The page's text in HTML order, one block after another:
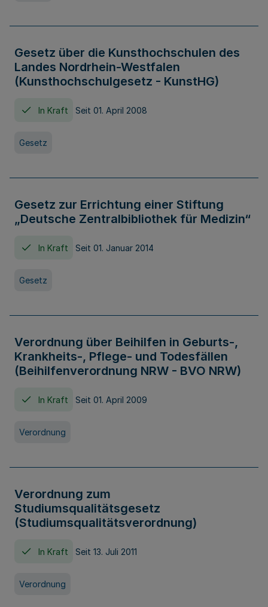
Gesetz über die Kunsthochschulen des
Landes Nordrhein-Westfalen
(Kunsthochschulgesetz - KunstHG)
In Kraft Seit 01. April 2008
Gesetz
Gesetz zur Errichtung einer Stiftung
„Deutsche Zentralbibliothek für Medizin“
In Kraft Seit 01. Januar 2014
Gesetz
Verordnung über Beihilfen in Geburts-,
Krankheits-, Pflege- und Todesfällen
(Beihilfenverordnung NRW - BVO NRW)
In Kraft Seit 01. April 2009
Verordnung
Verordnung zum
Studiumsqualitätsgesetz
(Studiumsqualitätsverordnung)
In Kraft Seit 13. Juli 2011
Verordnung